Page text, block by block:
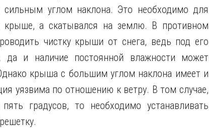
сильным углом наклона. Это необходимо для
крыше, а скатывался на землю. В противном
чистку крыши от снега, ведь под его
да и наличие постоянной влажности может
крыша с большим углом наклона имеет и
уязвима по отношению к ветру. В том случае,
градусов, то необходимо устанавливать